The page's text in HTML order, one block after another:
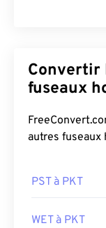
Convertir
fuseaux
autres fuseaux
PST à PKT
WET à PKT